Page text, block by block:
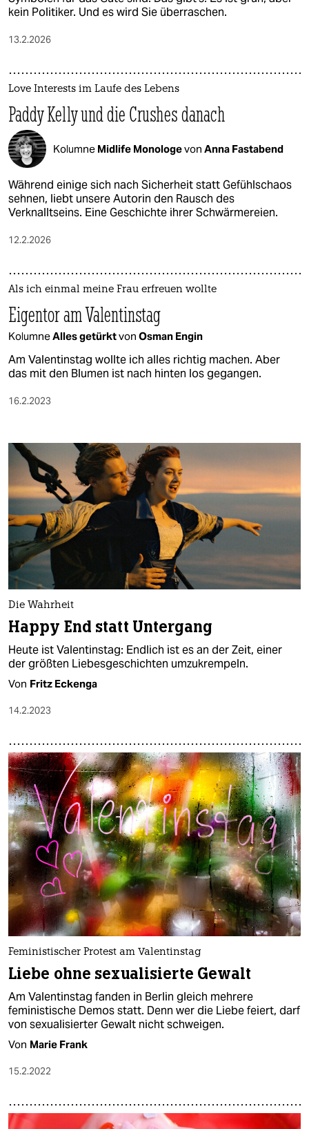
kein Politiker. Und es wird Sie überraschen.
13.2.2026
Love Interests im Laufe des Lebens
Paddy Kelly und die Crushes danach
Kolumne Midlife Monologevon Anna Fastabend
Während einige sich nach Sicherheit statt Gefühlschaos
sehnen, liebt unsere Autorin den Rausch des
Verknalltseins. Eine Geschichte ihrer Schwärmereien.
12.2.2026
Als ich einmal meine Frau erfreuen wollte
Eigentor am Valentinstag
KolumneAlles getürktvon Osman Engin
Am Valentinstag wollte ich alles richtig machen. Aber
das mit den Blumen ist nach hinten los gegangen.
16.2.2023
Die Wahrheit
Happy End statt Untergang
Heute ist Valentinstag: Endlich ist es an der Zeit, einer
der größten Liebesgeschichten umzukrempeln.
Von Fritz Eckenga
14.2.2023
Feministischer Protest am Valentinstag
Liebe ohne sexualisierte Gewalt
Am Valentinstag fanden in Berlin gleich mehrere
feministische Demos statt. Denn wer die Liebe feiert, darf
von sexualisierter Gewalt nicht schweigen.
Von Marie Frank
15.2.2022